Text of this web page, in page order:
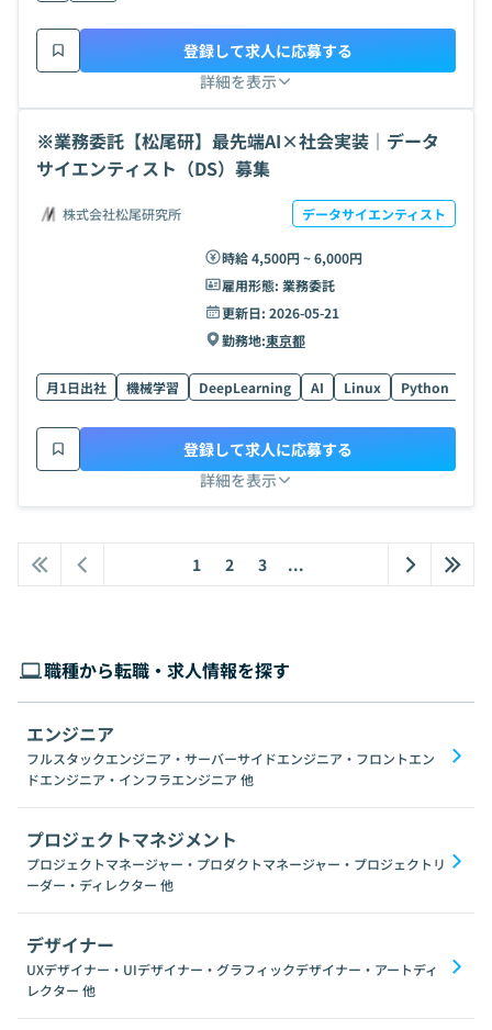
詳細を表示
登録して求人に応募する
※業務委託【松尾研】最先端AI×社会実装｜データ
サイエンティスト（DS）募集
株式会社松尾研究所 データサイエンティスト
時給 4,500円 ~ 6,000円
雇用形態: 業務委託
更新日: 2026-05-21
勤務地:東京都
月1日出社 機械学習 DeepLearning AI Linux Python
詳細を表示
登録して求人に応募する
1 2 3 ...
職種から転職・求人情報を探す
エンジニア
フルスタックエンジニア・サーバーサイドエンジニア・フロントエン
ドエンジニア・インフラエンジニア 他
プロジェクトマネジメント
プロジェクトマネージャー・プロダクトマネージャー・プロジェクトリ
ーダー・ディレクター 他
デザイナー
UXデザイナー・UIデザイナー・グラフィックデザイナー・アートディ
レクター 他